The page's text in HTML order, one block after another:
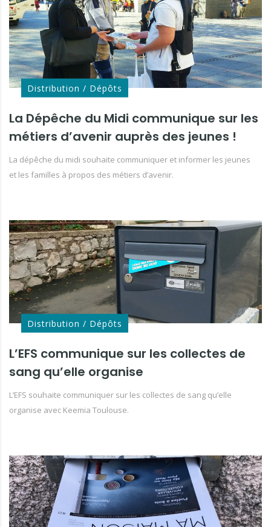
Distribution / Dépôts
La Dépêche du Midi communique sur les
métiers d’avenir auprès des jeunes !
La dépêche du midi souhaite communiquer et informer les jeunes
et les familles à propos des métiers d’avenir.
Distribution / Dépôts
L’EFS communique sur les collectes de
sang qu’elle organise
L’EFS souhaite communiquer sur les collectes de sang qu’elle
organise avec Keemia Toulouse.